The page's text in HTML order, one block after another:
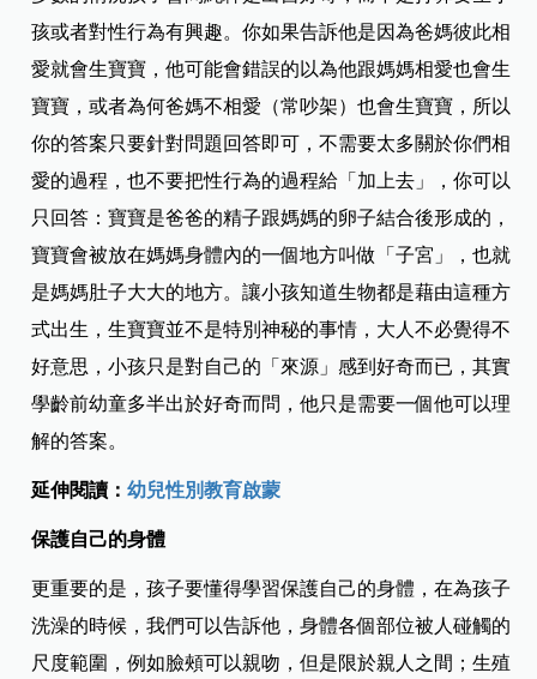
孩或者對性行為有興趣。你如果告訴他是因為爸媽彼此相
愛就會生寶寶，他可能會錯誤的以為他跟媽媽相愛也會生
寶寶，或者為何爸媽不相愛（常吵架）也會生寶寶，所以
你的答案只要針對問題回答即可，不需要太多關於你們相
愛的過程，也不要把性行為的過程給「加上去」，你可以
只回答：寶寶是爸爸的精子跟媽媽的卵子結合後形成的，
寶寶會被放在媽媽身體內的一個地方叫做「子宮」，也就
是媽媽肚子大大的地方。讓小孩知道生物都是藉由這種方
式出生，生寶寶並不是特別神秘的事情，大人不必覺得不
好意思，小孩只是對自己的「來源」感到好奇而已，其實
學齡前幼童多半出於好奇而問，他只是需要一個他可以理
解的答案。
延伸閱讀：幼兒性別教育啟蒙
保護自己的身體
更重要的是，孩子要懂得學習保護自己的身體，在為孩子
洗澡的時候，我們可以告訴他，身體各個部位被人碰觸的
尺度範圍，例如臉頰可以親吻，但是限於親人之間；生殖